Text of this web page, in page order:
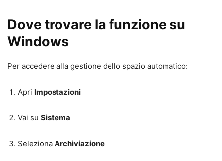
Dove trovare la funzione su
Windows
Per accedere alla gestione dello spazio automatico:
Apri Impostazioni
Vai su Sistema
Seleziona Archiviazione